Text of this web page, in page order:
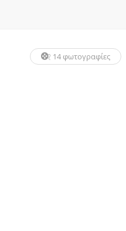
14 φωτογραφίες